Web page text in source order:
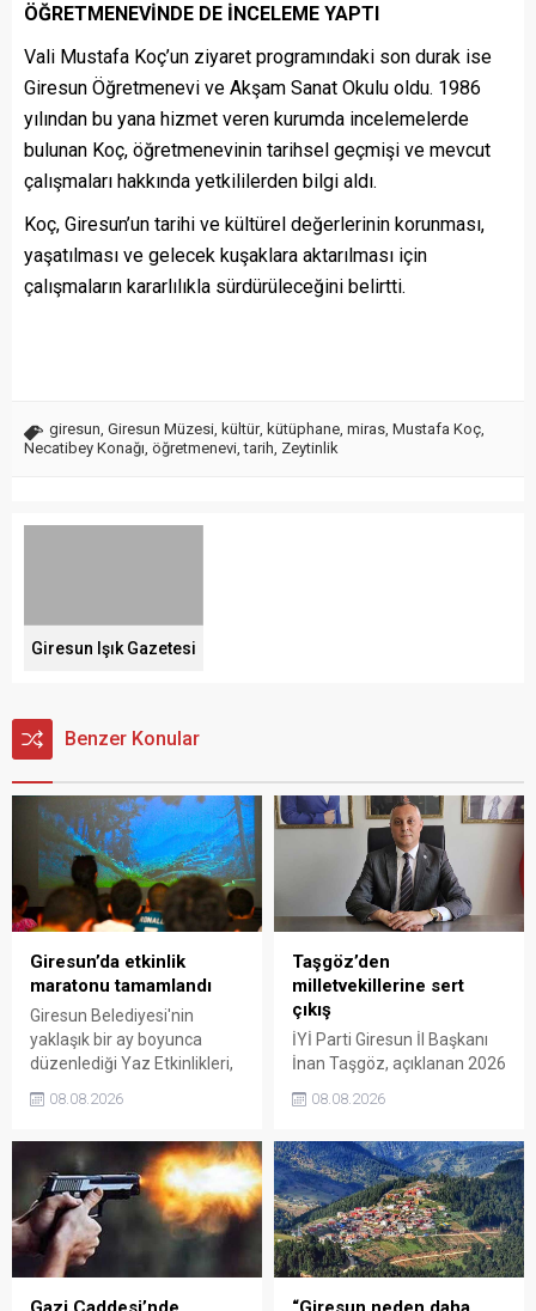
ÖĞRETMENEVİNDE DE İNCELEME YAPTI
Vali Mustafa Koç’un ziyaret programındaki son durak ise
Giresun Öğretmenevi ve Akşam Sanat Okulu oldu. 1986
yılından bu yana hizmet veren kurumda incelemelerde
bulunan Koç, öğretmenevinin tarihsel geçmişi ve mevcut
çalışmaları hakkında yetkililerden bilgi aldı.
Koç, Giresun’un tarihi ve kültürel değerlerinin korunması,
yaşatılması ve gelecek kuşaklara aktarılması için
çalışmaların kararlılıkla sürdürüleceğini belirtti.
giresun Giresun Müzesi kültür, kütüphane miras Mustafa Koç
Necatibey Konağı öğretmenevi ,tarih Zeytinlik
Giresun Işık Gazetesi
Benzer Konular
Giresun’da etkinlik
maratonu tamamlandı
Giresun Belediyesi'nin
yaklaşık bir ay boyunca
düzenlediği Yaz Etkinlikleri,
sanat ve eğlenceyle
organizasyonun ardından
Kadın El Emeği Pazarı'nın
süresi de 16 Ağustos'a
kadar uzatıldı.
08.08.2026
Taşgöz’den
milletvekillerine sert
çıkış
İYİ Parti Giresun İl Başkanı
İnan Taşgöz, açıklanan 2026
üzerinden iktidar
eleştirdi. Taşgöz, üreticinin
emeğinin karşılığını
alamadığını savunarak,
Giresun milletvekillerini
sessiz kalmakla suçladı.
08.08.2026